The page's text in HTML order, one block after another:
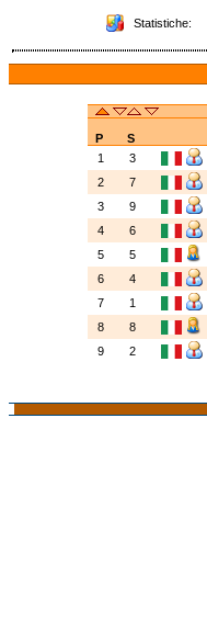
Statistiche:
P
S
1
3
2
7
3
9
4
6
5
5
6
4
7
1
8
8
9
2